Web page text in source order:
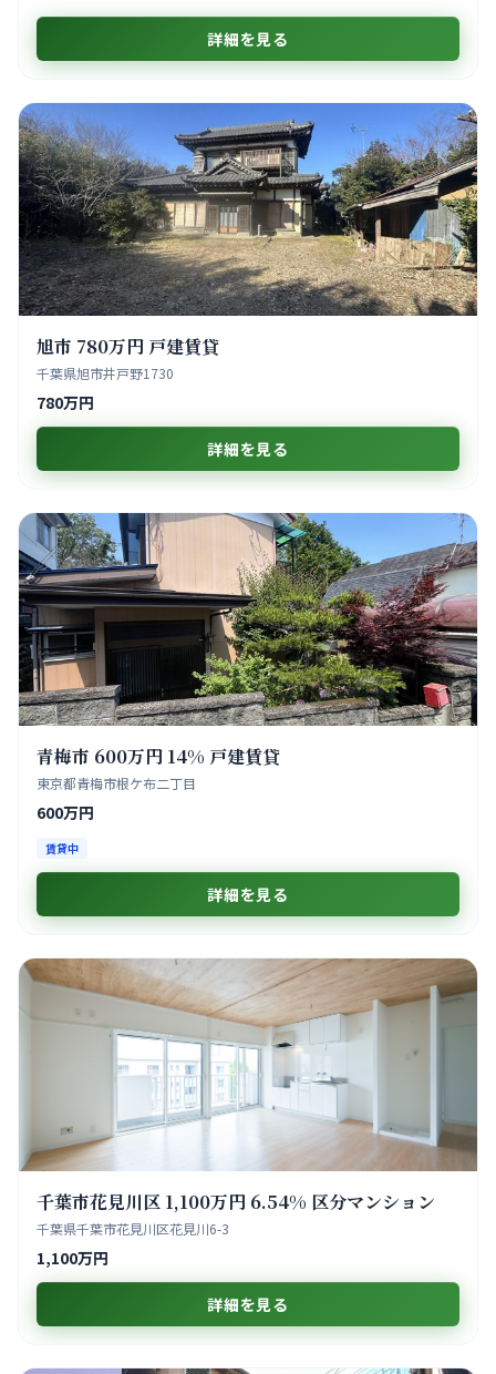
詳細を見る
旭市 780万円 戸建賃貸
千葉県旭市井戸野1730
780万円
詳細を見る
青梅市 600万円 14% 戸建賃貸
東京都青梅市根ケ布二丁目
600万円
賃貸中
詳細を見る
千葉市花見川区 1,100万円 6.54% 区分マンション
千葉県千葉市花見川区花見川6-3
1,100万円
詳細を見る